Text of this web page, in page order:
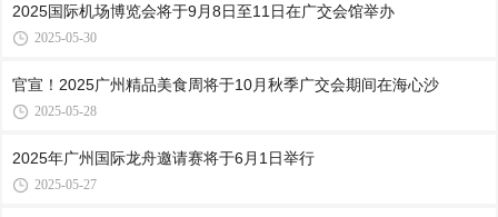
2025国际机场博览会将于9月8日至11日在广交会馆举办
2025-05-30
官宣！2025广州精品美食周将于10月秋季广交会期间在海心沙
2025-05-28
2025年广州国际龙舟邀请赛将于6月1日举行
2025-05-27